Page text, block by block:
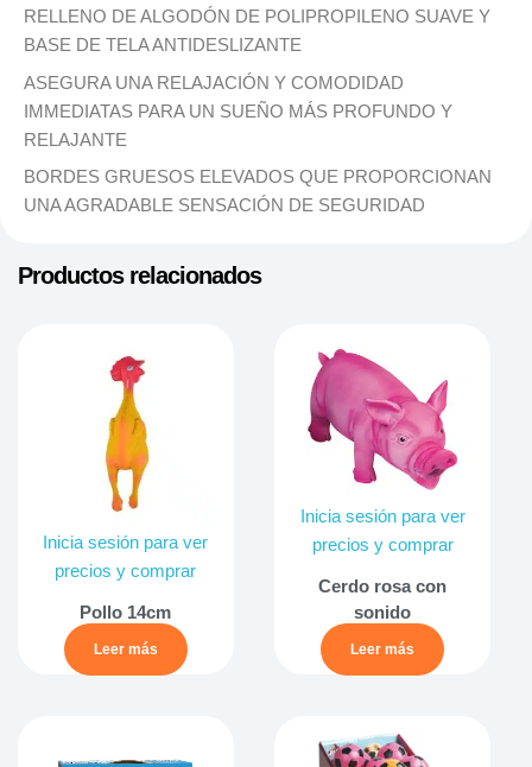
RELLENO DE ALGODÓN DE POLIPROPILENO SUAVE Y
BASE DE TELA ANTIDESLIZANTE
ASEGURA UNA RELAJACIÓN Y COMODIDAD
IMMEDIATAS PARA UN SUEÑO MÁS PROFUNDO Y
RELAJANTE
BORDES GRUESOS ELEVADOS QUE PROPORCIONAN
UNA AGRADABLE SENSACIÓN DE SEGURIDAD
Productos relacionados
Inicia sesión para ver
precios y comprar
Pollo 14cm
Leer más
Inicia sesión para ver
precios y comprar
Cerdo rosa con
sonido
Leer más